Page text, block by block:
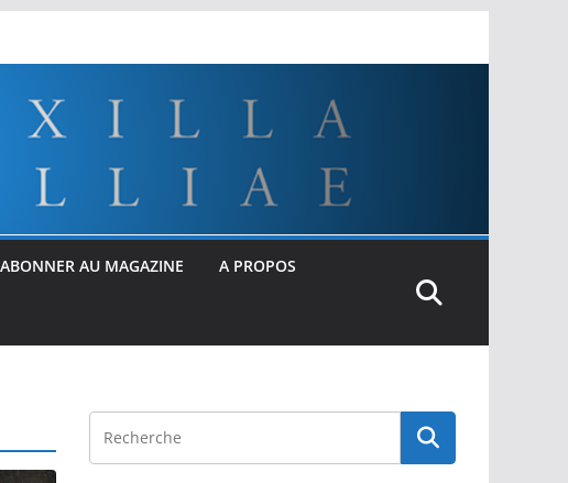
AU MAGAZINE A PROPOS